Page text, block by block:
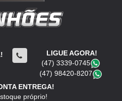
LIGUE AGORA!
(47) 3339-0745
(47) 98420-8207
ENTREGA!
próprio!